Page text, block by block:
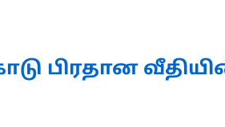
பிரதான